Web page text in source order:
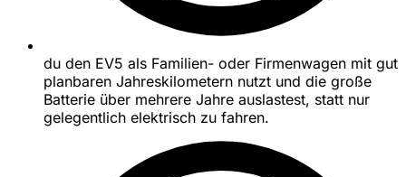
du den EV5 als Familien- oder Firmenwagen mit gut
planbaren Jahreskilometern nutzt und die große
Batterie über mehrere Jahre auslastest, statt nur
gelegentlich elektrisch zu fahren.